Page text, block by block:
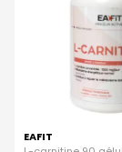
EAFIT